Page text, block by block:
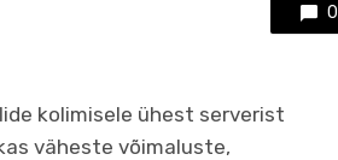
0
kolimisele ühest serverist
väheste võimaluste,